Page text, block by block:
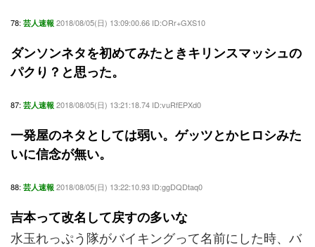
78: 芸人速報 2018/08/05(日) 13:09:00.66 ID:ORr+GXS10
ダンソンネタを初めてみたときキリンスマッシュの
パクり？と思った。
87: 芸人速報 2018/08/05(日) 13:21:18.74 ID:vuRfEPXd0
一発屋のネタとしては弱い。ゲッツとかヒロシみた
いに信念が無い。
88: 芸人速報 2018/08/05(日) 13:22:10.93 ID:ggDQDtaq0
吉本って改名して戻すの多いな
水玉れっぷう隊がバイキングって名前にした時、バ